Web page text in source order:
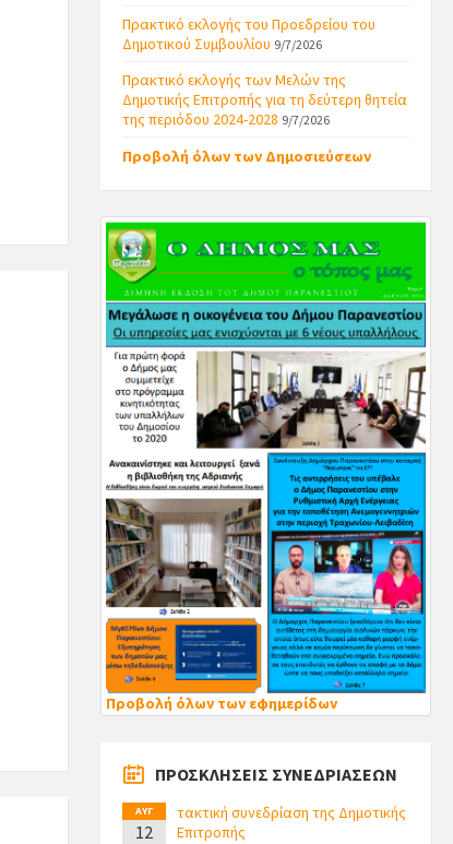
Πρακτικό εκλογής του Προεδρείου του
Δημοτικού Συμβουλίου 9/7/2026
Πρακτικό εκλογής των Μελών της
Δημοτικής Επιτροπής για τη δεύτερη θητεία
της περιόδου 2024-2028 9/7/2026
Προβολή όλων των Δημοσιεύσεων
Προβολή όλων των εφημερίδων
ΠΡΟΣΚΛΗΣΕΙΣ ΣΥΝΕΔΡΙΑΣΕΩΝ
ΑΥΓ
12
τακτική συνεδρίαση της Δημοτικής
Επιτροπής